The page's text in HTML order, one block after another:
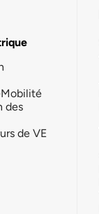
des
de VE